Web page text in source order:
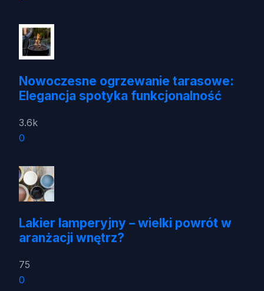
Nowoczesne ogrzewanie tarasowe:
Elegancja spotyka funkcjonalność
3.6k
0
Lakier lamperyjny – wielki powrót w
aranżacji wnętrz?
75
0